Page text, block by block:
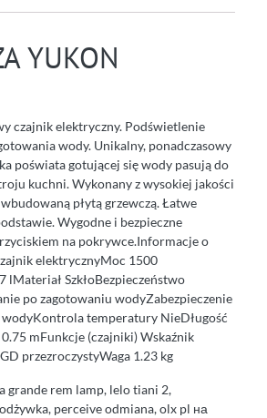
YUKON
czajnik elektryczny. Podświetlenie
wody. Unikalny, ponadczasowy
poświata gotującej się wody pasują do
kuchni. Wykonany z wysokiej jakości
płytą grzewczą. Łatwe
Wygodne i bezpieczne
na pokrywce.Informacje o
elektrycznyMoc 1500
lMateriał SzkłoBezpieczeństwo
po zagotowaniu wodyZabezpieczenie
temperatury NieDługość
mFunkcje (czajniki) Wskaźnik
przezroczystyWaga 1.23 kg
grande rem lamp, lelo tiani 2,
perceive odmiana, olx pl на